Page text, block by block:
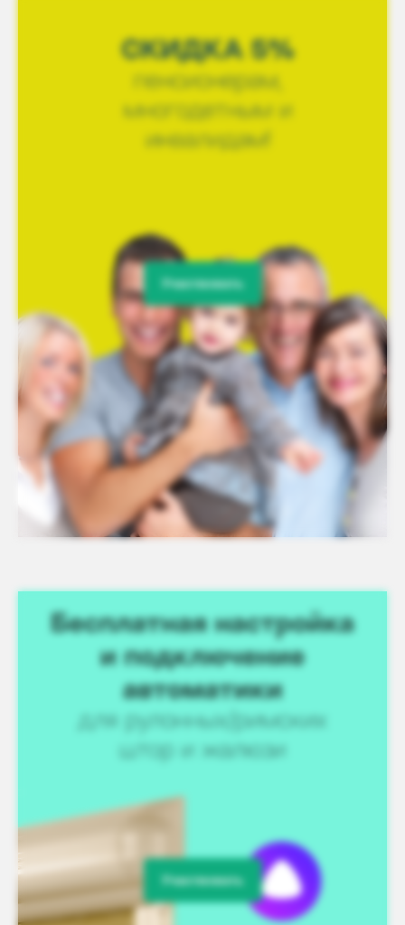
Участвовать
Участвовать